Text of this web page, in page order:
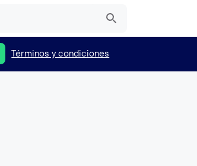
Términos y condiciones